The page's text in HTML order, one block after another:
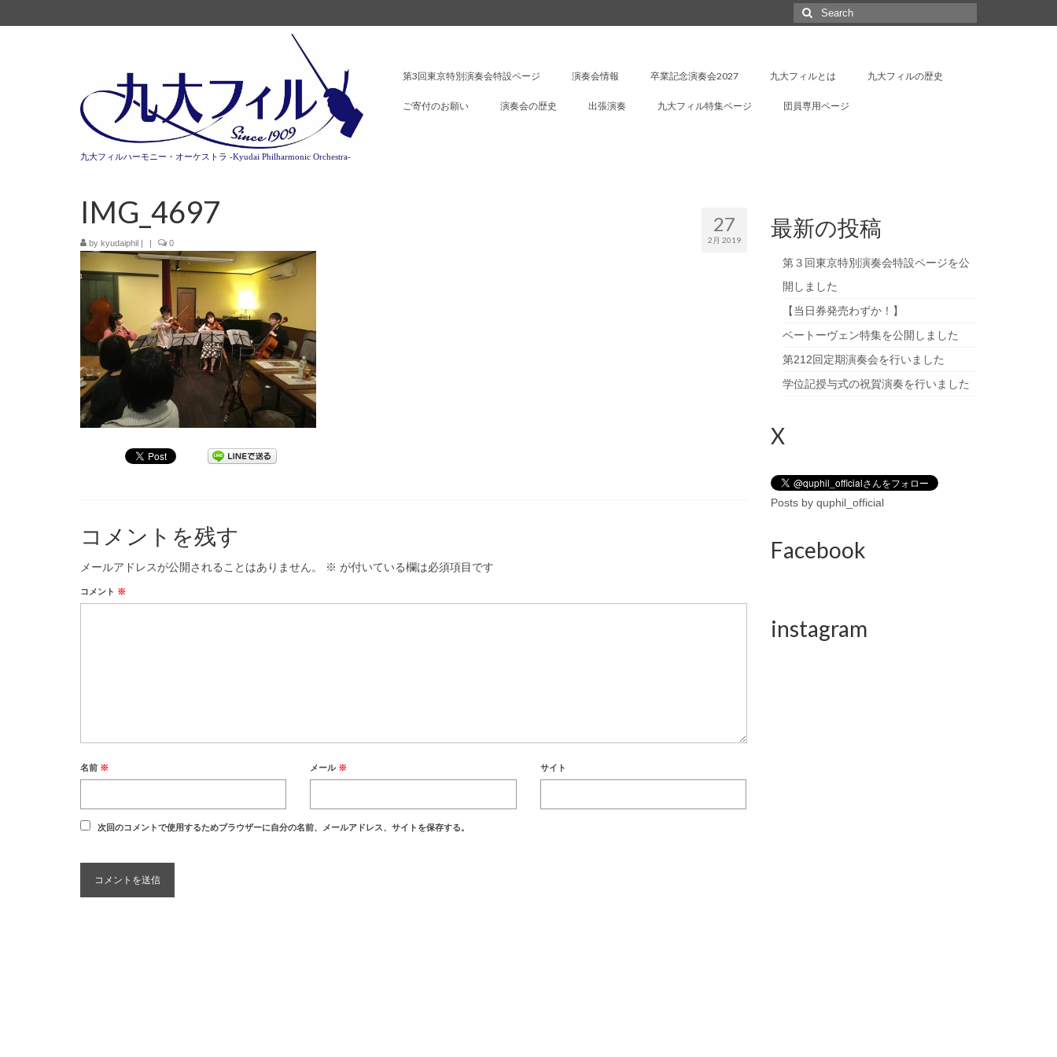
Search
for:
九大フィルハーモニー・オーケストラ -Kyudai Philharmonic Orchestra-
第3回東京特別演奏会特設ページ 演奏会情報 卒業記念演奏会2027 九大フィルとは 九大フィルの歴史
ご寄付のお願い 演奏会の歴史 出張演奏 九大フィル特集ページ 団員専用ページ
27
2月 2019
IMG_4697
by kyudaiphil | | 0
コメントを残す
メールアドレスが公開されることはありません。 ※ が付いている欄は必須項目です
コメント ※
名前 ※ メール ※ サイト
次回のコメントで使用するためブラウザーに自分の名前、メールアドレス、サイトを保存する。
最新の投稿
第３回東京特別演奏会特設ページを公
開しました
【当日券発売わずか！】
ベートーヴェン特集を公開しました
第212回定期演奏会を行いました
学位記授与式の祝賀演奏を行いました
X
Posts by quphil_official
Facebook
instagram